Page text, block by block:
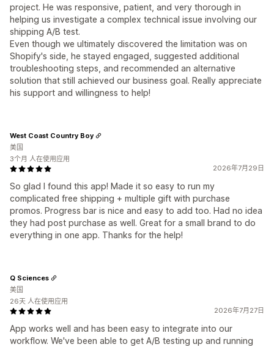
project. He was responsive, patient, and very thorough in
helping us investigate a complex technical issue involving our
shipping A/B test.
Even though we ultimately discovered the limitation was on
Shopify's side, he stayed engaged, suggested additional
troubleshooting steps, and recommended an alternative
solution that still achieved our business goal. Really appreciate
his support and willingness to help!
2026年7月29日
So glad I found this app! Made it so easy to run my
complicated free shipping + multiple gift with purchase
promos. Progress bar is nice and easy to add too. Had no idea
they had post purchase as well. Great for a small brand to do
everything in one app. Thanks for the help!
West Coast Country Boy
美国
3个月 人在使用应用
2026年7月27日
App works well and has been easy to integrate into our
workflow. We've been able to get A/B testing up and running
Q Sciences
美国
26天 人在使用应用